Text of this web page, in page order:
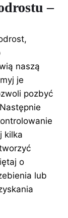
–
naszą
je
pozbyć
kilka
o
lub